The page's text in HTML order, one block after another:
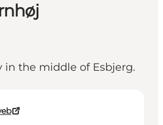
in the middle of Esbjerg.